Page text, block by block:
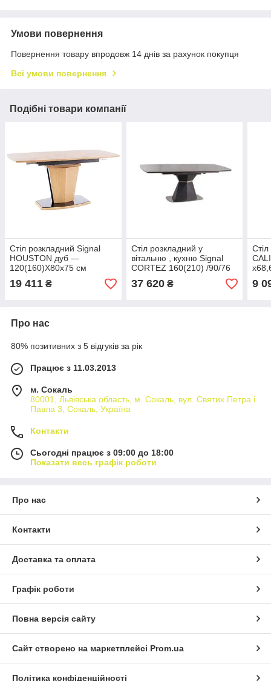
Умови повернення
Повернення товару впродовж 14 днів за рахунок покупця
Всі умови повернення
Подібні товари компанії
Стіл розкладний Signal
HOUSTON дуб —
120(160)X80x75 см
19 411 ₴
Стіл розкладний у
вітальню , кухню Signal
CORTEZ 160(210) /90/76
см
37 620₴ 9
Про нас
80% позитивних з 5 відгуків за рік
Працює з 11.03.2013
м. Сокаль
80001, Львівська область, м. Сокаль, вул. Святих Петра і
Павла 3, Сокаль, Україна
Контакти
Сьогодні працює з 09:00 до 18:00
Показати весь графік роботи
Про нас
Контакти
Доставка та оплата
Графік роботи
Повна версія сайту
Сайт створено на маркетплейсі Prom.ua
Політика конфіденційності